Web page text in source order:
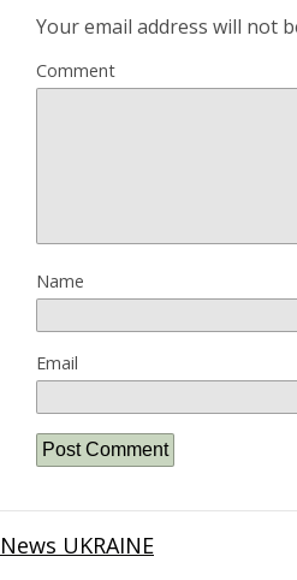
Your email address will not
Comment
Name
Email
News UKRAINE